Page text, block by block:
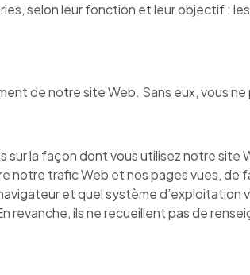
selon leur fonction et leur objectif :
de notre site Web. Sans eux, vous
la façon dont vous utilisez notre site
notre trafic Web et nos pages vues,
et quel système
revanche, ils ne recueillent pas de